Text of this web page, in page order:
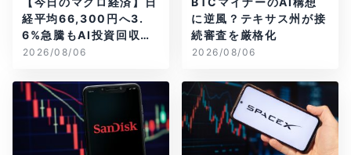
経平均66,300円へ3.
6%急騰もAI投資回収懸
念が再燃
2026/08/06
に逆風？テキサス州が接
続審査を厳格化
2026/08/06